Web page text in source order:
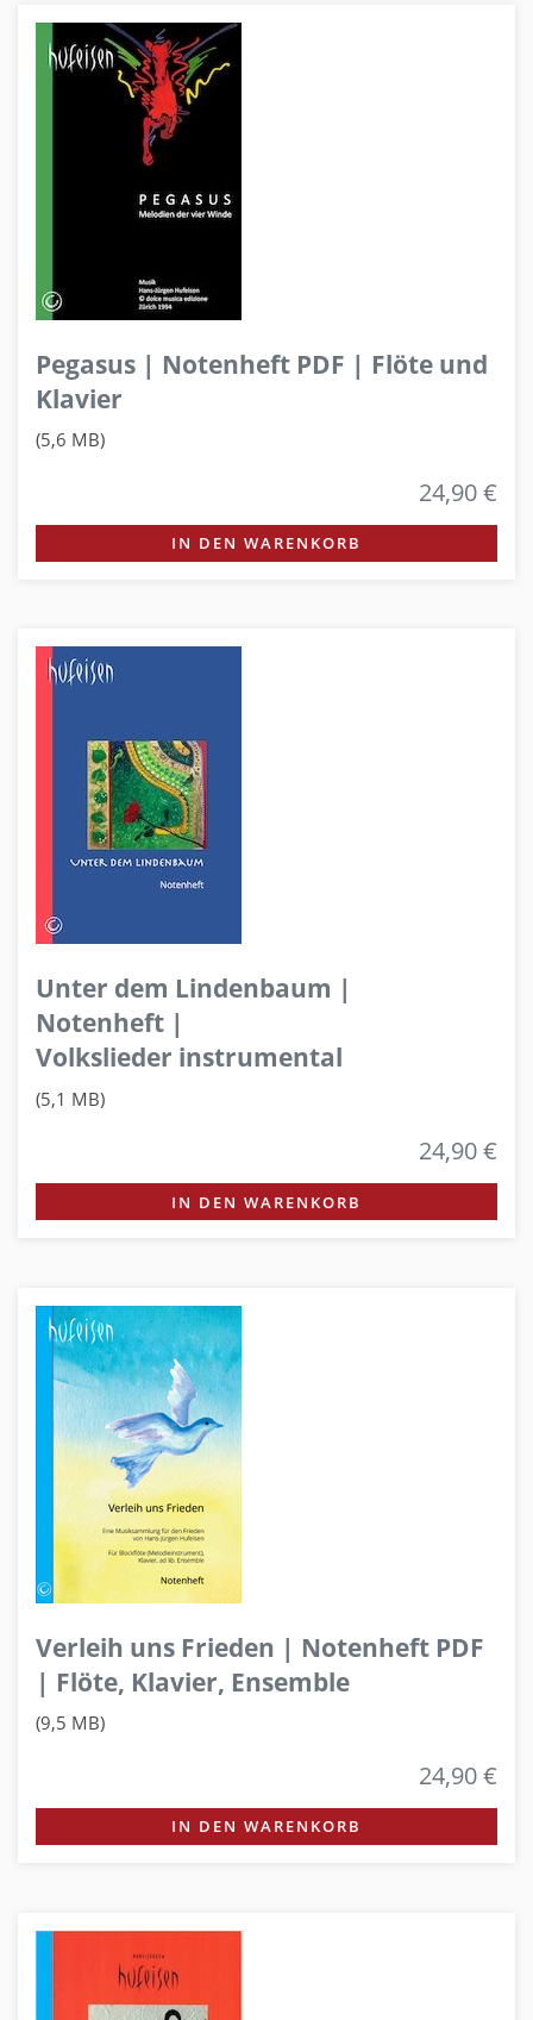
Pegasus | Notenheft PDF | Flöte und
Klavier
(5,6 MB)
24,90 €
IN DEN WARENKORB
Unter dem Lindenbaum |
Notenheft |
Volkslieder instrumental
(5,1 MB)
24,90 €
IN DEN WARENKORB
Verleih uns Frieden | Notenheft PDF
| Flöte, Klavier, Ensemble
(9,5 MB)
24,90 €
IN DEN WARENKORB